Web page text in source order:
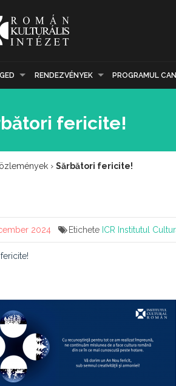
RENDEZVÉNYEK PROGRAMUL
fericite!
› Sărbători fericite!
2024 Etichete ICR Institutul